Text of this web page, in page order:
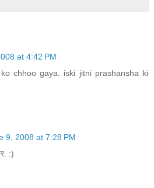
at 4:42 PM
chhoo gaya. iski jitni prashansha ki
9, 2008 at 7:28 PM
:)